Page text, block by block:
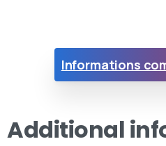
Informations
Additional